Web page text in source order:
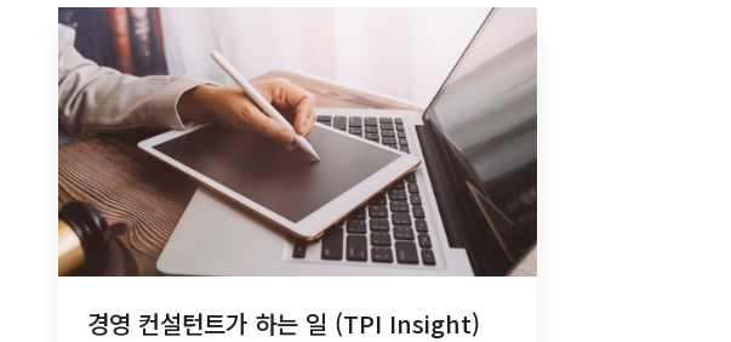
경영 컨설턴트가 하는 일 (TPI Insight)